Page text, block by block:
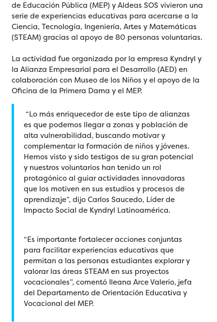
de Educación Pública (MEP) y Aldeas SOS vivieron una
serie de experiencias educativas para acercarse a la
Ciencia, Tecnología, Ingeniería, Artes y Matemáticas
(STEAM) gracias al apoyo de 80 personas voluntarias.
La actividad fue organizada por la empresa Kyndryl y
la Alianza Empresarial para el Desarrollo (AED) en
colaboración con Museo de los Niños y el apoyo de la
Oficina de la Primera Dama y el MEP.
“Lo más enriquecedor de este tipo de alianzas
es que podemos llegar a zonas y población de
alta vulnerabilidad, buscando motivar y
complementar la formación de niños y jóvenes.
Hemos visto y sido testigos de su gran potencial
y nuestros voluntarios han tenido un rol
protagónico al guiar actividades innovadoras
que los motiven en sus estudios y procesos de
aprendizaje”, dijo Carlos Saucedo, Líder de
Impacto Social de Kyndryl Latinoamérica.
“Es importante fortalecer acciones conjuntas
para facilitar experiencias educativas que
permitan a las personas estudiantes explorar y
valorar las áreas STEAM en sus proyectos
vocacionales”, comentó Ileana Arce Valerio, jefa
del Departamento de Orientación Educativa y
Vocacional del MEP.